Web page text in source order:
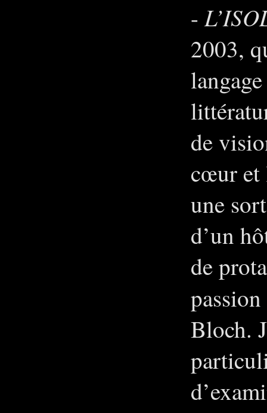
-
2003,
de
cœur et
une
d’un
de
Bloch.